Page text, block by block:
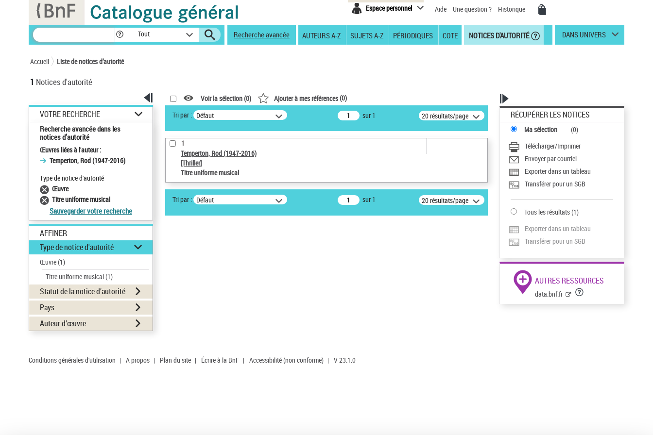
Espace personnel Aide Une question ? Historique
Tout Recherche avancée AUTEURS A-Z SUJETS A-Z PÉRIODIQUES COTE NOTICES D'AUTORITÉ DANS UNIVERS
Accueil Liste de notices d’autorité
1 Notices d'autorité
VOTRE RECHERCHE
Recherche avancée dans les
notices d’autorité
Œuvres liées à l'auteur :
Temperton, Rod (1947-2016)
Type de notice d'autorité
Œuvre
Titre uniforme musical
Sauvegarder votre recherche
AFFINER
Type de notice d'autorité
Œuvre(1)
Titre uniforme musical(1)
Statut de la notice d’autorité
Pays
Auteur d’œuvre
Voir la sélection (0) Ajouter à mes références(0)
Tri par : Défaut sur 1 20 résultats/page
1
Temperton, Rod (1947-2016)
[Thriller]
Titre uniforme musical
Tri par : Défaut sur 1 20 résultats/page
RÉCUPÉRER LES NOTICES
Ma sélection (0)
Télécharger/Imprimer
Envoyer par courriel
Exporter dans un tableau
Transférer pour un SGB
Tous les résultats(1)
Exporter dans un tableau
Transférer pour un SGB
AUTRES RESSOURCES
data.bnf.fr
Conditions générales d'utilisation | A propos | Plan du site | Écrire à la BnF | Accessibilité (non conforme) | V 23.1.0
Panneau de gestion des cookies